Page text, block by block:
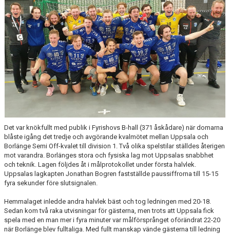
Det var knökfullt med publik i Fyrishovs B-hall (371 åskådare) när domarna
blåste igång det tredje och avgörande kvalmötet mellan Uppsala och
Borlänge Semi Off-kvalet till division 1. Två olika spelstilar ställdes återigen
mot varandra. Borlänges stora och fysiska lag mot Uppsalas snabbhet
och teknik. Lagen följdes åt i målprotokollet under första halvlek.
Uppsalas lagkapten Jonathan Bogren fastställde paussiffrorna till 15-15
fyra sekunder före slutsignalen.
Hemmalaget inledde andra halvlek bäst och tog ledningen med 20-18.
Sedan kom två raka utvisningar för gästerna, men trots att Uppsala fick
spela med en man mer i fyra minuter var målförsprånget oförändrat 22-20
när Borlänge blev fulltaliga. Med fullt manskap vände gästerna till ledning